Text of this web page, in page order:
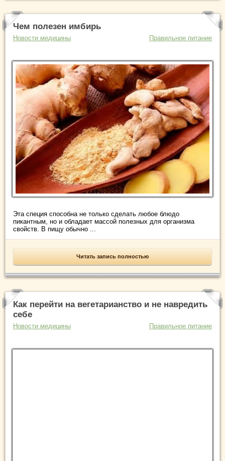
Чем полезен имбирь
Новости медицины Правильное питание
Эта специя способна не только сделать любое блюдо
пикантным, но и обладает массой полезных для организма
свойств. В пищу обычно ...
Читать запись полностью
Как перейти на вегетарианство и не навредить
себе
Новости медицины Правильное питание